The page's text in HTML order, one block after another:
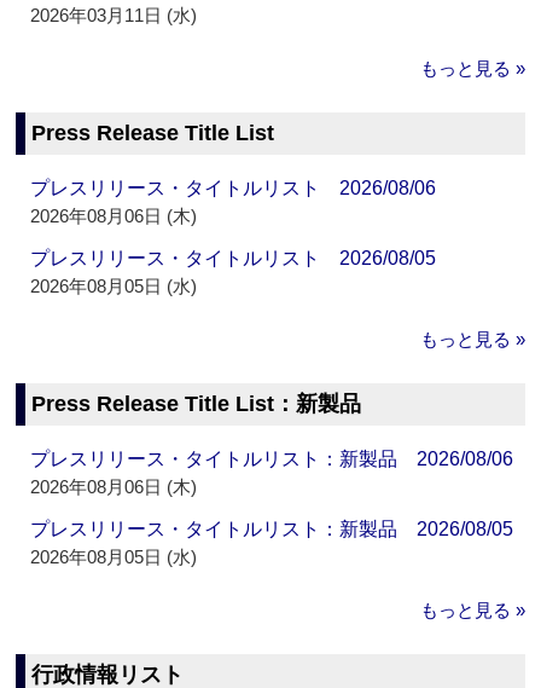
2026年03月11日 (水)
もっと見る »
Press Release Title List
プレスリリース・タイトルリスト 2026/08/06
2026年08月06日 (木)
プレスリリース・タイトルリスト 2026/08/05
2026年08月05日 (水)
もっと見る »
Press Release Title List：新製品
プレスリリース・タイトルリスト：新製品 2026/08/06
2026年08月06日 (木)
プレスリリース・タイトルリスト：新製品 2026/08/05
2026年08月05日 (水)
もっと見る »
行政情報リスト